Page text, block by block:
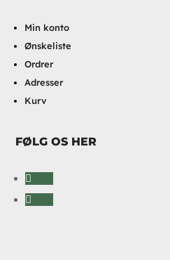
Min konto
Ønskeliste
Ordrer
Adresser
Kurv
FØLG OS HER